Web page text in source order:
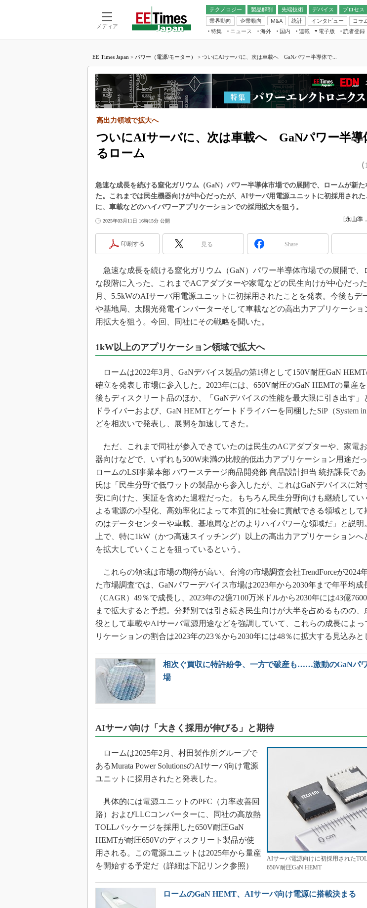
メディア
テクノロジー 製品解剖
先端技術
電池／エネルギー
デバイス
アナログ
マイコン
FPGA
プロセス
業界動向
企業動向 M&A 統計 インタビュー コラ
フィジカルAI
半導体後工程
読者調査（EE Times Research）
カーボンニュートラル
電源設計（EDN Japan）
特集 ニュース 海外 国内
連載
福田昭のデバイス通信
湯之上隆のナノフォーカス
大山聡の業界スコープ
大原雄介のエレ・組み込みプレイバ
学漂流記
この10年で起こったこと、次の10年
で起こること
製品分解で探るアジアの新トレンド
“異端児エンジニア”が仕掛けた社内
改革、執念の180日
JASA発IoT通信
IHSアナリスト「未来展望」
「英語に愛されないエンジニア」の
ための新行動論
電子版
電子ブックレット
読者登録
EE Times Japan > パワー（電源/モーター） > ついにAIサーバに、次は車載へ GaNパワー半導体で...
ついにAIサーバに、次は車載へ GaNパワー半導
るローム
高出力領域で拡大へ
急速な成長を続ける窒化ガリウム（GaN）パワー半導体市場での展開で、ロームが新た
た。これまでは民生機器向けが中心だったが、AIサーバ用電源ユニットに初採用された
に、車載などのハイパワーアプリケーションでの採用拡大を狙う。
2025年03月11日 16時15分 公開 [永山準 ，
印刷する 見る Share
急速な成長を続ける窒化ガリウム（GaN）パワー半導体市場での展開で、
な段階に入った。これまでACアダプターや家電などの民生向けが中心だっ
月、5.5kWのAIサーバ用電源ユニットに初採用されたことを発表。今後もデ
や基地局、太陽光発電インバーターそして車載などの高出力アプリケーショ
用拡大を狙う。今回、同社にその戦略を聞いた。
1kW以上のアプリケーション領域で拡大へ
ロームは2022年3月、GaNデバイス製品の第1弾として150V耐圧GaN HEMT
確立を発表し市場に参入した。2023年には、650V耐圧のGaN HEMTの量産
後もディスクリート品のほか、「GaNデバイスの性能を最大限に引き出す」
ドライバーおよび、GaN HEMTとゲートドライバーを同梱したSiP（System in
どを相次いで発表し、展開を加速してきた。
ただ、これまで同社が参入できていたのは民生のACアダプターや、家電
器向けなどで、いずれも500W未満の比較的低出力アプリケーション用途だっ
ロームのLSI事業本部 パワーステージ商品開発部 商品設計担当 統括課長で
氏は「民生分野で低ワットの製品から参入したが、これはGaNデバイスに対
安に向けた、実証を含めた過程だった。もちろん民生分野向けも継続してい
よる電源の小型化、高効率化によって本質的に社会に貢献できる領域として
のはデータセンターや車載、基地局などのよりハイパワーな領域だ」と説明
上で、特に1kW（かつ高速スイッチング）以上の高出力アプリケーションへ
を拡大していくことを狙っているという。
これらの領域は市場の期待が高い。台湾の市場調査会社TrendForceが2024
た市場調査では、GaNパワーデバイス市場は2023年から2030年まで年平均成
（CAGR）49％で成長し、2023年の2億7100万米ドルから2030年には43億
まで拡大すると予想。分野別では引き続き民生向けが大半を占めるものの、
役として車載やAIサーバ電源用途などを強調していて、これらの成長によっ
リケーションの割合は2023年の23％から2030年には48％に拡大する見込みと
相次ぐ買収に特許紛争、一方で破産も……激動のGaNパ
場
AIサーバ向け「大きく採用が伸びる」と期待
AIサーバ電源向けに初採用された
650V耐圧GaN HEMT
ロームは2025年2月、村田製作所グループで
あるMurata Power SolutionsのAIサーバ向け電源
ユニットに採用されたと発表した。
具体的には電源ユニットのPFC（力率改善回
路）およびLLCコンバーターに、同社の高放熱
TOLLパッケージを採用した650V耐圧GaN
HEMTが耐圧650Vのディスクリート製品が使
用される。この電源ユニットは2025年から量産
を開始する予定だ（詳細は下記リンク参照）
ロームのGaN HEMT、AIサーバ向け電源に搭載決まる